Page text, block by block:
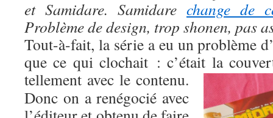
et Samidare. Samidare change de
Problème de design, trop shonen, pas
Tout-à-fait, la série a eu un problème
que ce qui clochait : c’était la
tellement avec le contenu.
Donc on a renégocié avec